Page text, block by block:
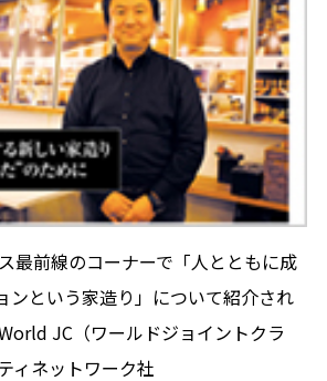
最前線のコーナーで「人とともに成
ンという家造り」について紹介され
JC（ワールドジョイントクラ
ィネットワーク社